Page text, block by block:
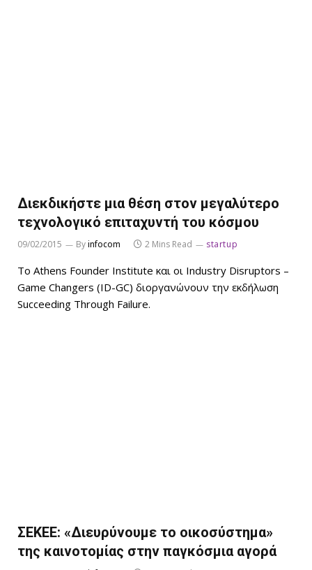
Διεκδικήστε μια θέση στον μεγαλύτερο
τεχνολογικό επιταχυντή του κόσμου
09/02/2015 Byinfocom 2 Mins Read startup
Το Athens Founder Institute και οι Industry Disruptors –
Game Changers (ID-GC) διοργανώνουν την εκδήλωση
Succeeding Through Failure.
ΣΕΚΕΕ: «Διευρύνουμε το οικοσύστημα»
της καινοτομίας στην παγκόσμια αγορά